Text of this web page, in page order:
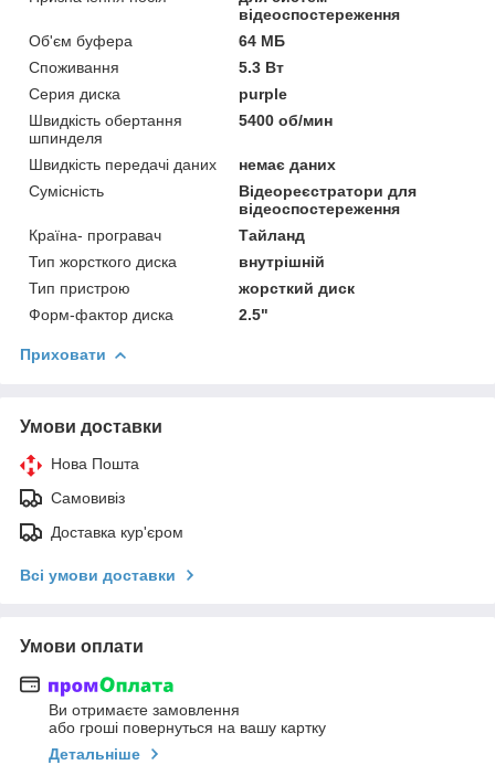
відеоспостереження
Об'єм буфера
64 МБ
Споживання
5.3 Вт
Серия диска
purple
Швидкість обертання
шпинделя
5400 об/мин
Швидкість передачі даних
немає даних
Сумісність
Відеореєстратори для
відеоспостереження
Країна- програвач
Тайланд
Тип жорсткого диска
внутрішній
Тип пристрою
жорсткий диск
Форм-фактор диска
2.5"
Приховати
Умови доставки
Нова Пошта
Самовивіз
Доставка кур'єром
Всі умови доставки
Умови оплати
Ви отримаєте замовлення
або гроші повернуться на вашу картку
Детальніше